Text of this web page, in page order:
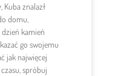
Kuba znalazł
domu,
kamień
go swojemu
jak najwięcej
spróbuj